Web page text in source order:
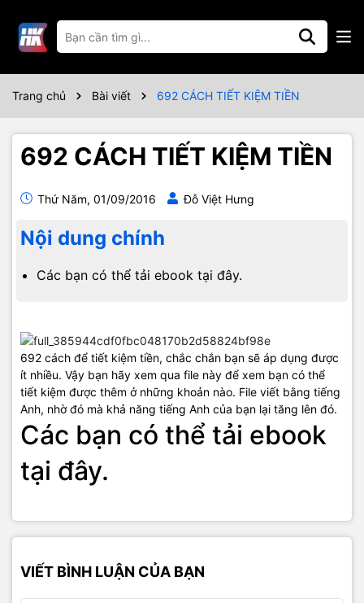
Trang chủ Bài viết 692 CÁCH TIẾT KIỆM TIỀN
692 CÁCH TIẾT KIỆM TIỀN
Thứ Năm, 01/09/2016 Đỗ Việt Hưng
Nội dung chính
Các bạn có thể tải ebook tại đây.
692 cách để tiết kiệm tiền, chắc chắn bạn sẽ áp dụng được
ít nhiều. Vậy bạn hãy xem qua file này để xem bạn có thể
tiết kiệm được thêm ở những khoản nào. File viết bằng tiếng
Anh, nhờ đó mà khả năng tiếng Anh của bạn lại tăng lên đó.
Các bạn có thể tải ebook
tại đây.
VIẾT BÌNH LUẬN CỦA BẠN